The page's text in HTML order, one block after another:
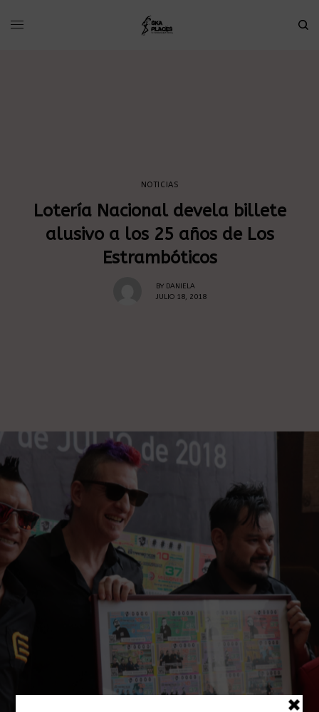
NOTICIAS
Lotería Nacional devela billete
alusivo a los 25 años de Los
Estrambóticos
BY DANIELA
JULIO 18, 2018